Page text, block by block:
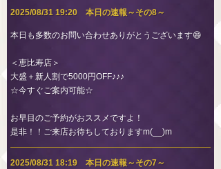
2025/08/31 19:20 本日の速報～その8～
本日も多数のお問い合わせありがとうございます😄
＜恵比寿店＞
大盛＋新人割で5000円OFF♪♪♪
☆今すぐご案内可能☆
お早目のご予約がおススメですよ！
是非！！ご来店お待ちしておりますm(__)m
2025/08/31 18:19 本日の速報～その7～